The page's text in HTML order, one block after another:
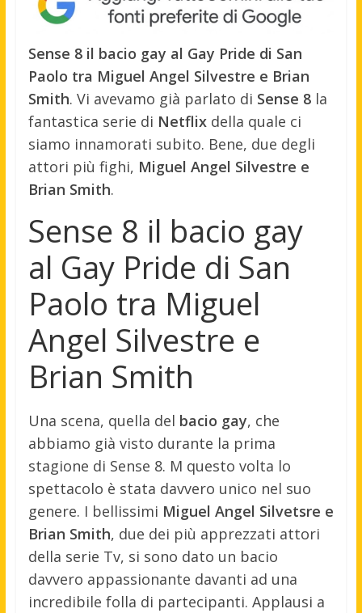
Sense 8 il bacio gay al Gay Pride di San
Paolo tra Miguel Angel Silvestre e Brian
Smith. Vi avevamo già parlato di Sense 8la
fantastica serie di Netflixdella quale ci
siamo innamorati subito. Bene, due degli
attori più fighi, Miguel Angel Silvestre e
Brian Smith.
Sense 8 il bacio gay
al Gay Pride di San
Paolo tra Miguel
Angel Silvestre e
Brian Smith
Una scena, quella del bacio gay, che
abbiamo già visto durante la prima
stagione di Sense 8. M questo volta lo
spettacolo è stata davvero unico nel suo
genere. I bellissimi Miguel Angel Silvetsre e
Brian Smith, due dei più apprezzati attori
della serie Tv, si sono dato un bacio
davvero appassionante davanti ad una
incredibile folla di partecipanti. Applausi a